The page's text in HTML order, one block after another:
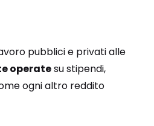
pubblici e privati alle
operatesu stipendi,
ogni altro reddito